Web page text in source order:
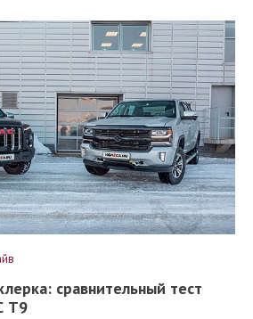
сравнительный тест
T9